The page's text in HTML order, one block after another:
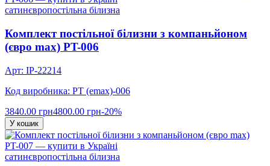
сатинєвропостільна білизна
Комплект постільної білизни з компаньйоном
(євро max) PT-006
Арт: IP-22214
Код виробника: PT (emax)-006
3840.00 грн4800.00 грн-20%
У кошик
сатинєвропостільна білизна